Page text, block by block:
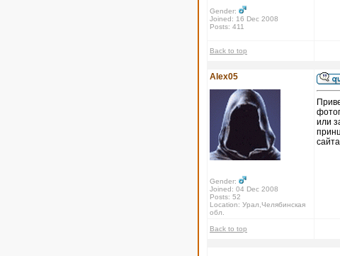
Gender:
Joined: 16 Dec 2008
Posts: 411
Back to top
Alex05
Gender:
Joined: 04 Dec 2008
Posts: 52
Location: Урал,Челябинская
обл.
или
Back to top